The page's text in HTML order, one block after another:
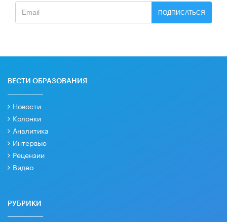
ПОДПИСАТЬСЯ
ВЕСТИ ОБРАЗОВАНИЯ
Новости
Колонки
Аналитика
Интервью
Рецензии
Видео
РУБРИКИ